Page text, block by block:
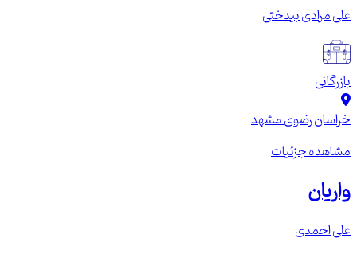
علی مرادی بیدختی
بازرگانی
خراسان رضویمشهد
مشاهده جزئیات
واریان
علی احمدی